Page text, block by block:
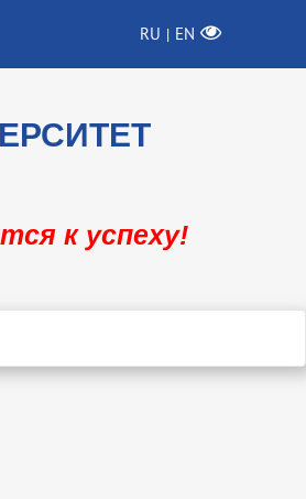
RU | EN
к успеху!